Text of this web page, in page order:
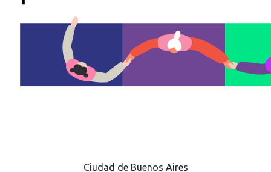
Ciudad de Buenos Aires